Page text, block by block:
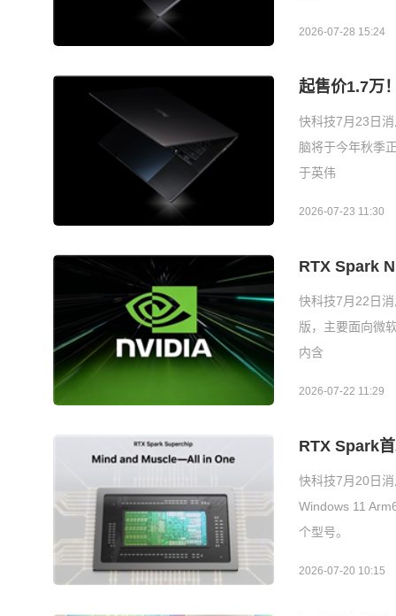
2026-07-28 15:24
起售价1.7万
快科技7月23日
脑将于今年秋季
于英伟
2026-07-23 11:30
RTX Spark
快科技7月22日
版，主要面向微
内含
2026-07-22 11:29
RTX Spark
快科技7月20日
Windows 11
个型号。
2026-07-20 10:15